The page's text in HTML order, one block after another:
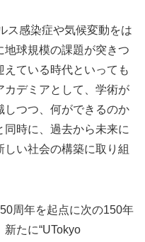
ス感染症や気候変動をは
地球規模の課題が突きつ
ている時代といっても
カデミアとして、学術が
しつつ、何ができるのか
時に、過去から未来に
い社会の構築に取り組
周年を起点に次の150年
たに“UTokyo